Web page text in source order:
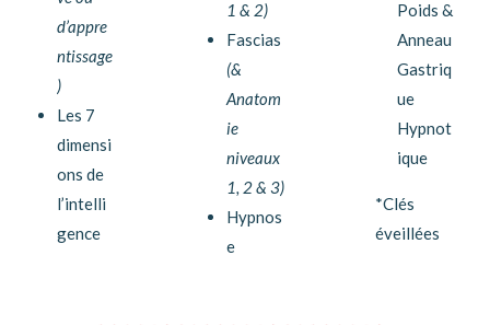
d’appre
ntissage
)
Les 7
dimensi
ons de
l’intelli
gence
1 & 2)
Fascias
(&
Anatom
ie
niveaux
1, 2 & 3)
Hypnos
e
Poids &
Anneau
Gastriq
ue
Hypnot
ique
*Clés
éveillées